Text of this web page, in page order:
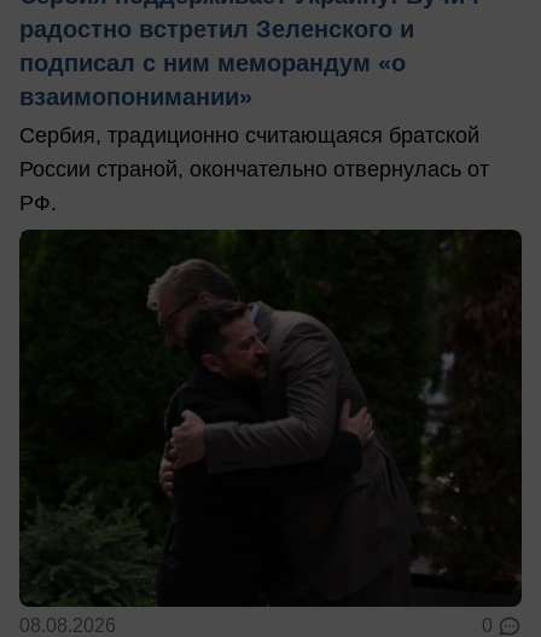
радостно встретил Зеленского и
подписал с ним меморандум «о
взаимопонимании»
Сербия, традиционно считающаяся братской
России страной, окончательно отвернулась от
РФ.
08.08.2026 0